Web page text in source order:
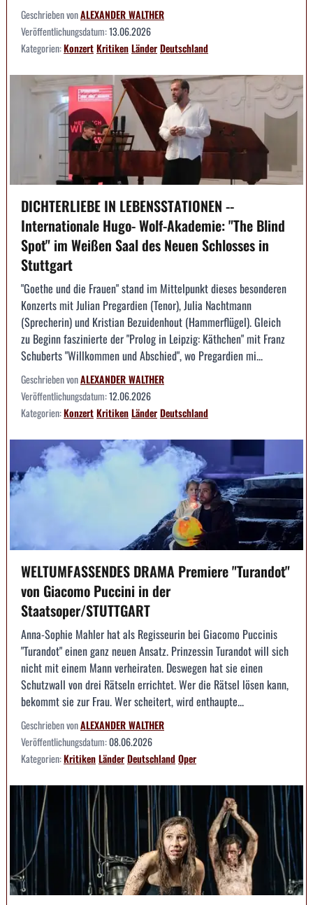
Geschrieben vonALEXANDER WALTHER
Veröffentlichungsdatum:13.06.2026
Kategorien:KonzertKritikenLänderDeutschland
DICHTERLIEBE IN LEBENSSTATIONEN --
Internationale Hugo- Wolf-Akademie: "The Blind
Spot" im Weißen Saal des Neuen Schlosses in
Stuttgart
"Goethe und die Frauen" stand im Mittelpunkt dieses besonderen
Konzerts mit Julian Pregardien (Tenor), Julia Nachtmann
(Sprecherin) und Kristian Bezuidenhout (Hammerflügel). Gleich
zu Beginn faszinierte der "Prolog in Leipzig: Käthchen" mit Franz
Schuberts "Willkommen und Abschied", wo Pregardien mi...
Geschrieben vonALEXANDER WALTHER
Veröffentlichungsdatum:12.06.2026
Kategorien:KonzertKritikenLänderDeutschland
WELTUMFASSENDES DRAMA Premiere "Turandot"
von Giacomo Puccini in der
Staatsoper/STUTTGART
Anna-Sophie Mahler hat als Regisseurin bei Giacomo Puccinis
"Turandot" einen ganz neuen Ansatz. Prinzessin Turandot will sich
nicht mit einem Mann verheiraten. Deswegen hat sie einen
Schutzwall von drei Rätseln errichtet. Wer die Rätsel lösen kann,
bekommt sie zur Frau. Wer scheitert, wird enthaupte...
Geschrieben vonALEXANDER WALTHER
Veröffentlichungsdatum:08.06.2026
Kategorien:KritikenLänderDeutschlandOper